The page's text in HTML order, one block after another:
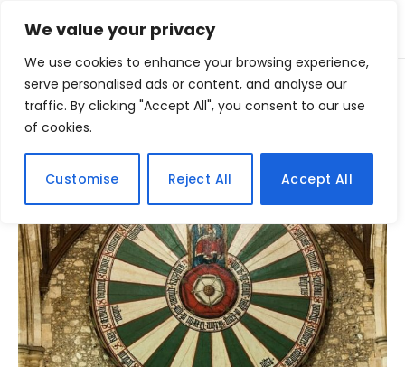
We value your privacy
We use cookies to enhance your browsing experience,
serve personalised ads or content, and analyse our
traffic. By clicking "Accept All", you consent to our use
of cookies.
Customise Reject All Accept All
Home » Posts Tagged "Lenda"
BROWSING: